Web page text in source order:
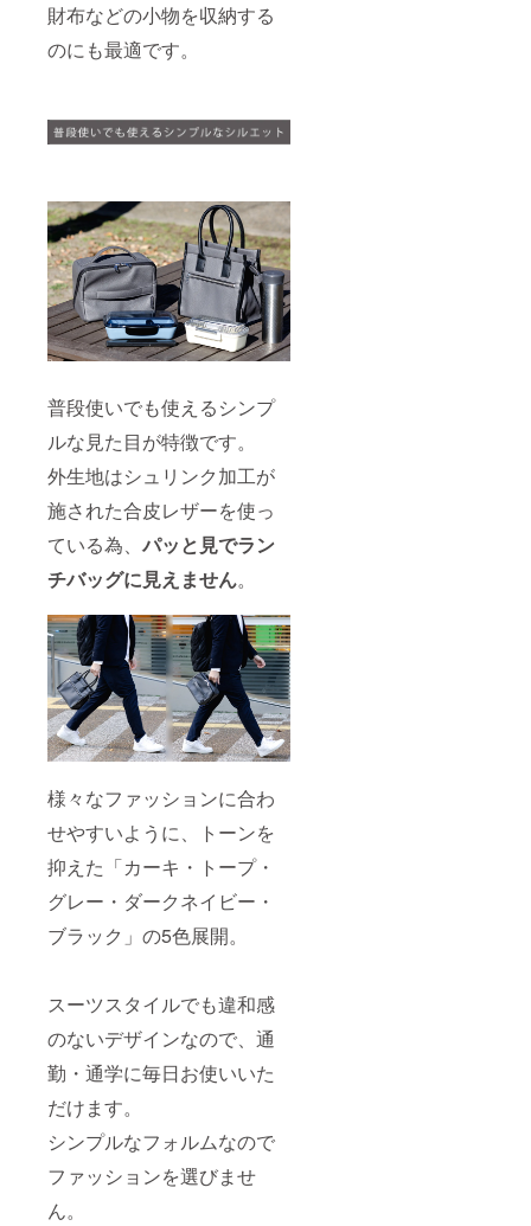
財布などの小物を収納する
のにも最適です。
普段使いでも使えるシンプ
ルな見た目が特徴です。
外生地はシュリンク加工が
施された合皮レザーを使っ
ている為、 パッと見でラン
チバッグに見えません。
様々なファッションに合わ
せやすいように、トーンを
抑えた「カーキ・トープ・
グレー・ダークネイビー・
ブラック」の5色展開。
スーツスタイルでも違和感
のないデザインなので、通
勤・通学に毎日お使いいた
だけます。
シンプルなフォルムなので
ファッションを選びませ
ん。